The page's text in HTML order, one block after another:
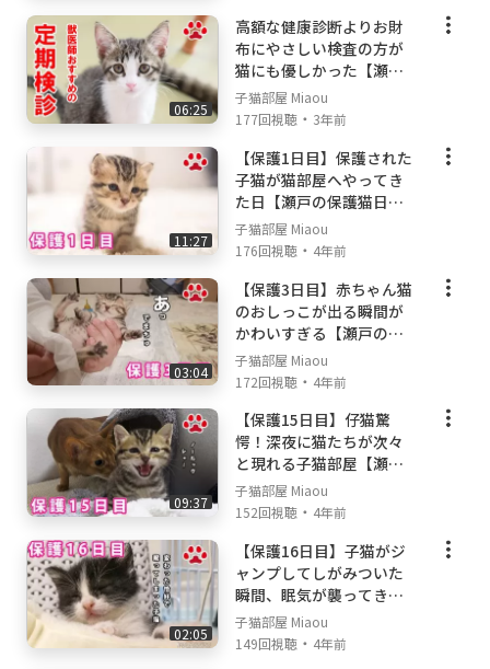
06:25
高額な健康診断よりお財
布にやさしい検査の方が
猫にも優しかった【瀬戸
の子猫日記】
子猫部屋 Miaou
177回視聴 ・ 3年前
11:27
【保護1日目】保護された
子猫が猫部屋へやってき
た日【瀬戸の保護猫日
記】
子猫部屋 Miaou
176回視聴 ・ 4年前
03:04
【保護3日目】赤ちゃん猫
のおしっこが出る瞬間が
かわいすぎる【瀬戸のこ
こ日記】
子猫部屋 Miaou
172回視聴 ・ 4年前
09:37
【保護15日目】仔猫驚
愕！深夜に猫たちが次々
と現れる子猫部屋【瀬戸
のここ日記】
子猫部屋 Miaou
152回視聴 ・ 4年前
02:05
【保護16日目】子猫がジ
ャンプしてしがみついた
瞬間、眠気が襲ってきた
のか眠ってしまったるい
【瀬戸の3姉妹日記】
子猫部屋 Miaou
149回視聴 ・ 4年前